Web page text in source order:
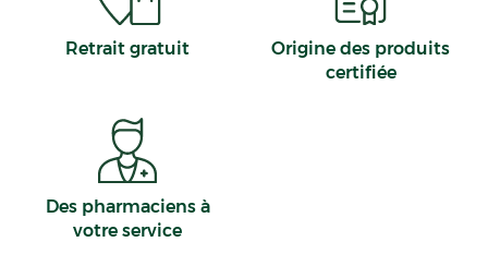
Retrait gratuit
Origine des produits
certifiée
Des pharmaciens à
votre service